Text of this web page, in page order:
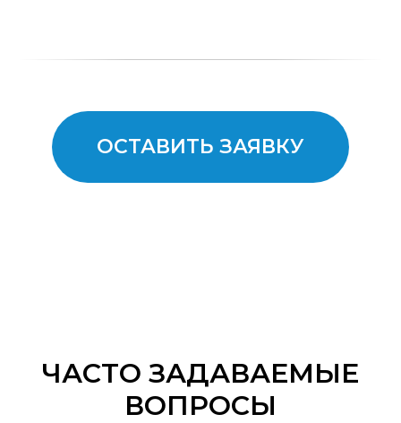
ОСТАВИТЬ ЗАЯВКУ
ЧАСТО ЗАДАВАЕМЫЕ
ВОПРОСЫ